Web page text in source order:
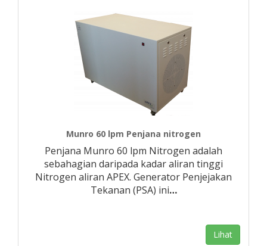
Munro 60 lpm Penjana nitrogen
Penjana Munro 60 lpm Nitrogen adalah
sebahagian daripada kadar aliran tinggi
Nitrogen aliran APEX. Generator Penjejakan
Tekanan (PSA) ini…
Lihat